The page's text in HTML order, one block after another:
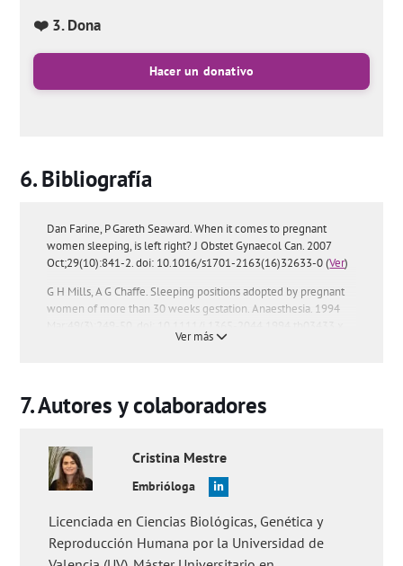
❤️ 3. Dona
Hacer un donativo
Bibliografía
Dan Farine, P Gareth Seaward. When it comes to pregnant
women sleeping, is left right? J Obstet Gynaecol Can. 2007
Oct;29(10):841-2. doi: 10.1016/s1701-2163(16)32633-0 (Ver)
G H Mills, A G Chaffe. Sleeping positions adopted by pregnant
women of more than 30 weeks gestation. Anaesthesia. 1994
analysis. Sleep Med Rev. 2018 Apr:38:168-176. doi:
10.1016/j.smrv.2017.06.005 (
Louise M O'Brien, Jane Warland. Typical sleep positions in
pregnant women. Early Hum Dev. 2014 Jun;90(6):315-7. doi:
10.1016/j.earlhumdev.2014.03.001. Epub 2014 Mar 21 (
Preguntas de los usuarios:
'¿Es normal tener mucho sueño en
la semana 40 de embarazo?', '¿Es conveniente tomar
melatonina durante el embarazo para favorecer el descanso?'
Ver más
Autores y colaboradores
Cristina Mestre
Embrióloga
Licenciada en Ciencias Biológicas, Genética y
Reproducción Humana por la Universidad de